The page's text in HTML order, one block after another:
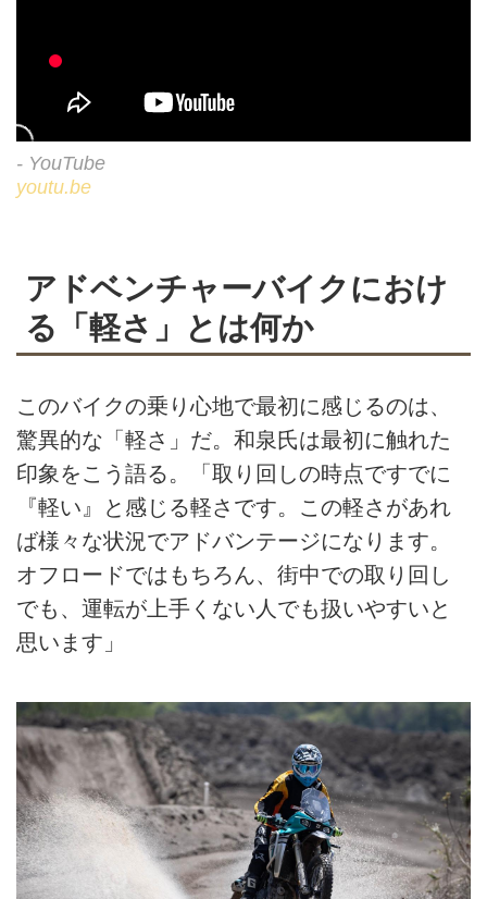
- YouTube
youtu.be
アドベンチャーバイクにおけ
る「軽さ」とは何か
このバイクの乗り心地で最初に感じるのは、
驚異的な「軽さ」だ。和泉氏は最初に触れた
印象をこう語る。「取り回しの時点ですでに
『軽い』と感じる軽さです。この軽さがあれ
ば様々な状況でアドバンテージになります。
オフロードではもちろん、街中での取り回し
でも、運転が上手くない人でも扱いやすいと
思います」